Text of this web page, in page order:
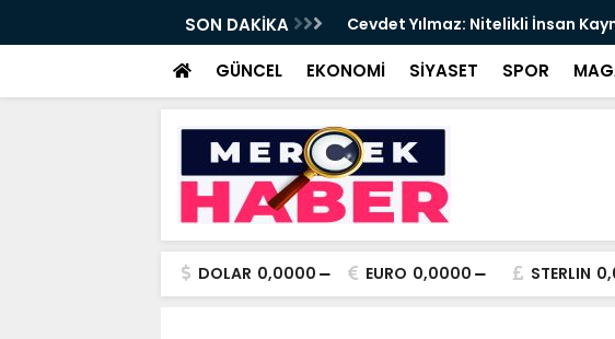
SON DAKİKA
Tırpan görevinden ayrıldı - Videolu Cevdet Yılmaz: Nitelikli İnsan
GÜNCEL EKONOMİ SİYASET SPOR
DOLAR 0,0000 EURO 0,0000 STERLIN